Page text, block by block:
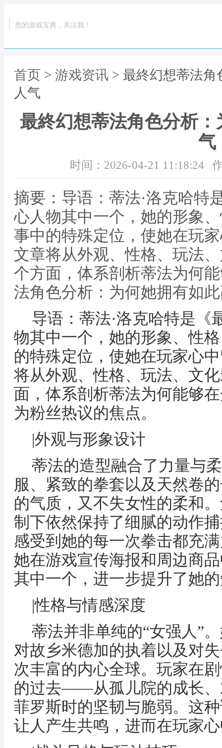
您的游戏宝典，关注我！
首页 > 游戏资讯 > 最終幻想蒂法
人气
最終幻想蒂法角色分析
气
时间：2026-04-21 11:18:24
摘要：导语：蒂法·洛克哈特
心人物其中一个，她的形象
事中的特殊定位，使她在玩
文章将从外观、性格、玩法
个方面，体系剖析蒂法为何
法角色分析：为何她拥有如
导语：蒂法·洛克哈特是《
物其中一个，她的形象、性
的特殊定位，使她在玩家心
将从外观、性格、玩法、文
面，体系剖析蒂法为何能够
为粉丝热议的焦点。
|外观与形象设计
蒂法的造型融合了力量与
服、紧致的拳套以及天然卷
的气质，又不失女性的柔和
制下依然保持了细腻的动作
感受到她的每一次拳击都充
她在游戏宣传海报和周边商
其中一个，进一步提升了她
|性格与情感深度
蒂法并非单纯的“女强人”
对故乡米德加的执着以及对
次丰富的内心全球。玩家在
的过去——从孤儿院的成长、
菲罗斯时的坚韧与脆弱。这
让人产生共鸣，进而在玩家